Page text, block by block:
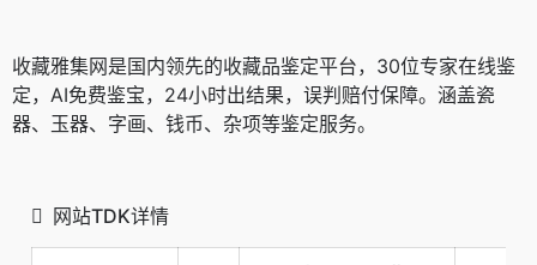
收藏雅集网是国内领先的收藏品鉴定平台，30位专家在线鉴
定，AI免费鉴宝，24小时出结果，误判赔付保障。涵盖瓷
器、玉器、字画、钱币、杂项等鉴定服务。
网站TDK详情